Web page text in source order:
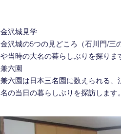
金沢城見学
金沢城の5つの見どころ（石川門/三
や当時の大名の暮らしぶりを探りま
​​兼六園​
兼六園は日本三名園に数えられる
名の当日の暮らしぶりを探訪します。